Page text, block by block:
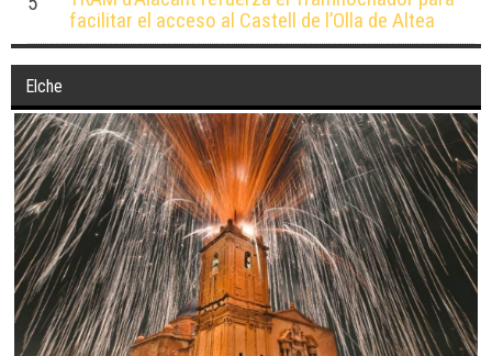
facilitar el acceso al Castell de l’Olla de Altea
Elche